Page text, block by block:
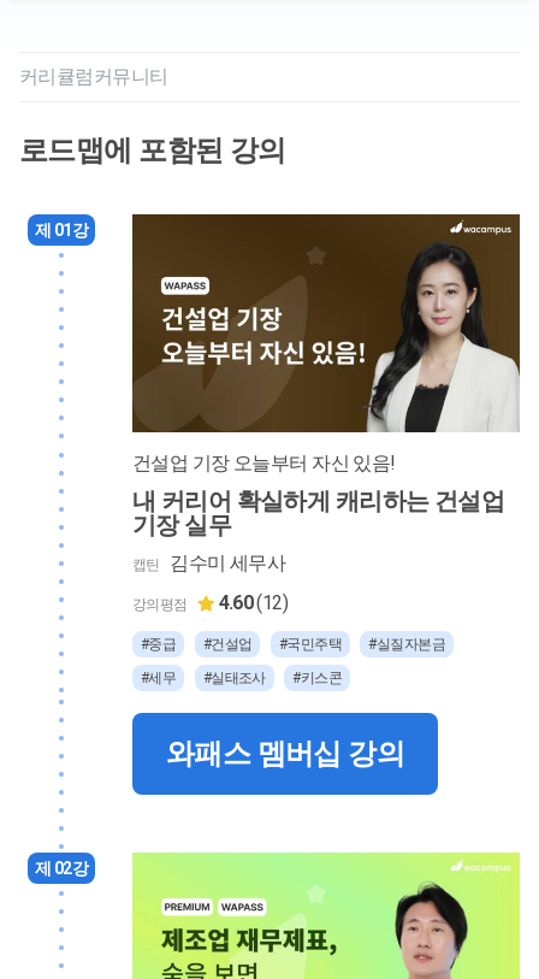
커리큘럼 커뮤니티
로드맵에 포함된 강의
제 01강
건설업 기장 오늘부터 자신 있음!
내 커리어 확실하게 캐리하는 건설업
기장 실무
캡틴 김수미 세무사
강의평점 4.60(12)
#중급 #건설업 #국민주택
#실질자본금
#세무
#실태조사 #키스콘
와패스 멤버십 강의
제 02강